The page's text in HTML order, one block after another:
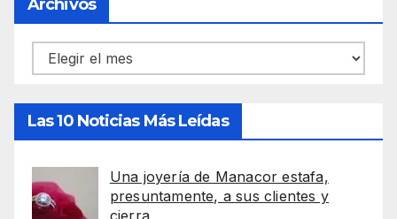
Archivos
Archivos
Las 10 Noticias Más Leídas
Una joyería de Manacor estafa,
presuntamente, a sus clientes y